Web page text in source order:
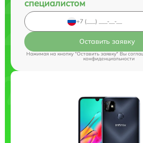
специалистом
Оставить заявку
Нажимая на кнопку "Оставить заявку" Вы
конфиденциальности